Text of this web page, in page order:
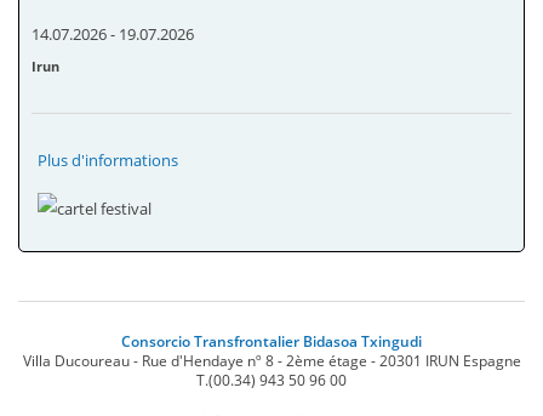
14.07.2026- 19.07.2026
Irun
Plus d'informations
Consorcio Transfrontalier Bidasoa Txingudi
Villa Ducoureau - Rue d'Hendaye nº 8 - 2ème étage -20301 IRUN Espagne
T.(00.34) 943 50 96 00